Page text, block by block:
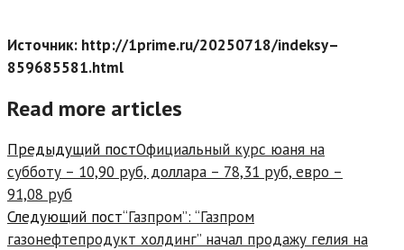
Источник: http://1prime.ru/20250718/indeksy–
859685581.html
Read more articles
Предыдущий постОфициальный курс юаня на
субботу – 10,90 руб, доллара – 78,31 руб, евро –
91,08 руб
Следующий пост“Газпром”: “Газпром
газонефтепродукт холдинг” начал продажу гелия на